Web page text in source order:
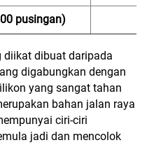
pusingan)
diikat dibuat daripada
digabungkan dengan
yang sangat tahan
bahan jalan raya
ciri-ciri
jadi dan mencolok